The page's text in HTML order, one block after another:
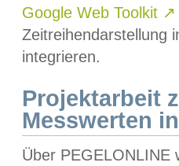
Google Web Toolkit ↗
Zeitreihendarstellung
integrieren.
Projektarbeit
Messwerten
Über PEGELONLINE